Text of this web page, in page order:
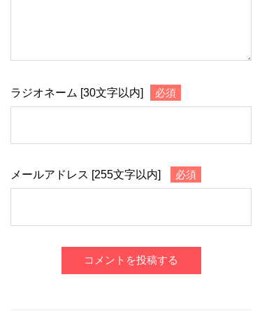
ラジオネーム [30文字以内] 必須
メールアドレス [255文字以内] 必須
コメントを投稿する